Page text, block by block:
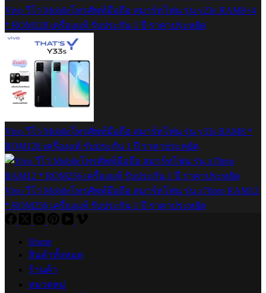
Vivo วีโว่ Mobileโทรศัพท์มือถือ สมาร์ทโฟน รุ่น v23e RAM8+4
* ROM128 เครื่องแท้ รับประกัน 1 ปี ราคาประหยัด
Vivo วีโว่ Mobileโทรศัพท์มือถือ สมาร์ทโฟน รุ่น y33s RAM8 *
ROM128 เครื่องแท้ รับประกัน 1 ปี ราคาประหยัด
Vivo วีโว่ Mobileโทรศัพท์มือถือ สมาร์ทโฟน รุ่น x70pro RAM12
* ROM256 เครื่องแท้ รับประกัน 1 ปี ราคาประหยัด
Home
สินค้าทั้งหมด
ร้านค้า
หมวดหมู่